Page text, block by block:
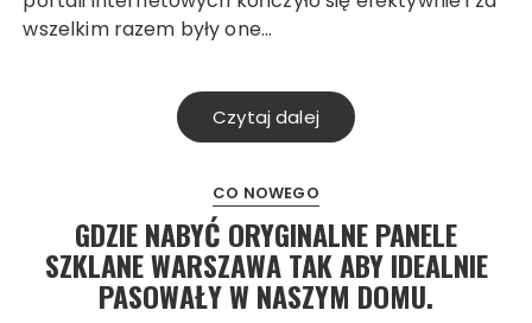
wszelkim razem były one…
Czytaj dalej
CO NOWEGO
GDZIE NABYĆ ORYGINALNE PANELE
SZKLANE WARSZAWA TAK ABY IDEALNIE
PASOWAŁY W NASZYM DOMU.